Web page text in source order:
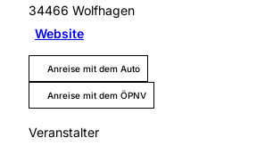
34466 Wolfhagen
Website
Anreise mit dem Auto
Anreise mit dem ÖPNV
Veranstalter